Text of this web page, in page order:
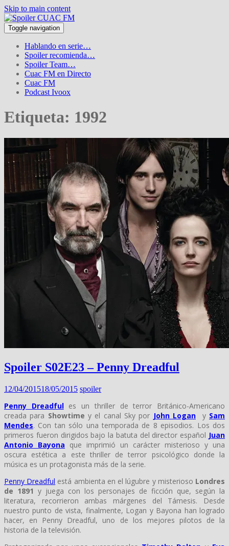
Skip to main content
Toggle navigation
Hablando en serie…
Spoiler recomienda…
Spoiler Team…
Cuac FM en Directo
Cuac FM
Podcast Ivoox
Etiqueta: 1992
Spoiler S02E23 – Penny Dreadful
12/04/201518/05/2015 spoiler
Penny Dreadfules un thriller de terror Británico-Americano
creada para Showtime y el canal Sky por John Logan y Sam
Mendes. Con tan sólo una temporada de 8 episodios. Los dos
primeros fueron dirigidos bajo la batuta del director español Juan
Antonio Bayona que imprimió un carácter misterioso y una
oscura estética a este thriller de terror psicológico donde la
música es un protagonista más de la serie.
Penny Dreadful está ambienta en el lúgubre y misterioso Londres
de 1891 y juega con los personajes de ficción que, según la
literatura, recorrieron ambas márgenes del Támesis. Desde
nuestro punto de vista, finalmente, Logan y Bayona han logrado
hacer, en Penny Dreadful, uno de los mejores pilotos de la
historia de la televisión.